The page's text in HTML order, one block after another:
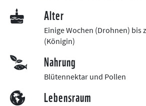
Alter
Einige Wochen (Drohnen) bis
(Königin)
Nahrung
Blütennektar und Pollen
Lebensraum